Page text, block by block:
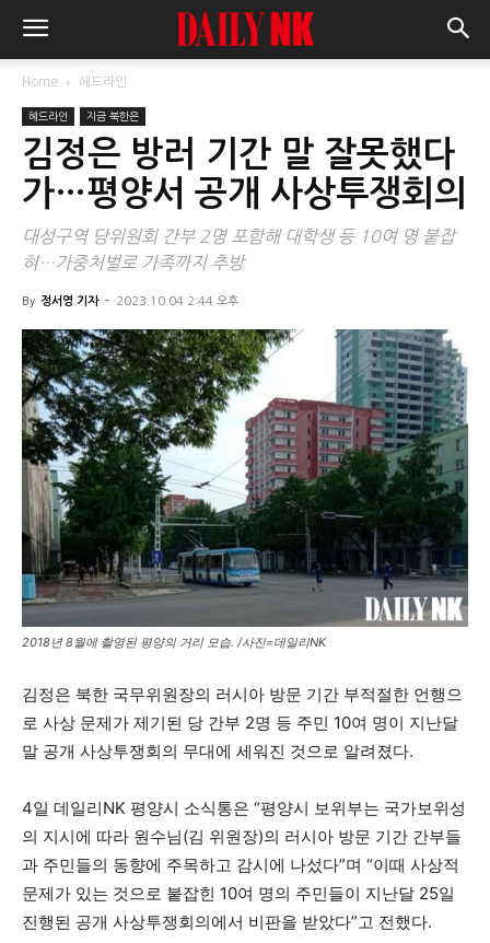
Home 헤드라인
헤드라인 지금 북한은
김정은 방러 기간 말 잘못했다
가…평양서 공개 사상투쟁회의
대성구역 당위원회 간부 2명 포함해 대학생 등 10여 명 붙잡
혀…가중처벌로 가족까지 추방
By 정서영 기자 - 2023.10.04 2:44 오후
2018년 8월에 촬영된 평양의 거리 모습. /사진=데일리NK
김정은 북한 국무위원장의 러시아 방문 기간 부적절한 언행으
로 사상 문제가 제기된 당 간부 2명 등 주민 10여 명이 지난달
말 공개 사상투쟁회의 무대에 세워진 것으로 알려졌다.
4일 데일리NK 평양시 소식통은 “평양시 보위부는 국가보위성
의 지시에 따라 원수님(김 위원장)의 러시아 방문 기간 간부들
과 주민들의 동향에 주목하고 감시에 나섰다”며 “이때 사상적
문제가 있는 것으로 붙잡힌 10여 명의 주민들이 지난달 25일
진행된 공개 사상투쟁회의에서 비판을 받았다”고 전했다.